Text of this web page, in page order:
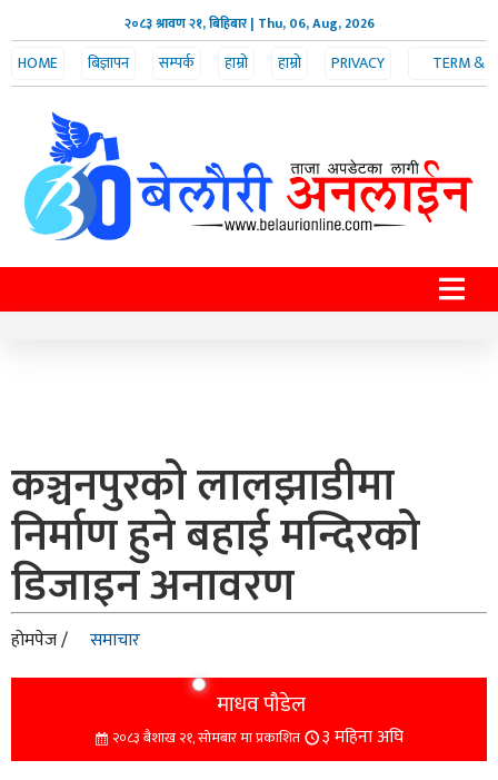
२०८३ श्रावण २१, बिहिबार| Thu, 06, Aug, 2026
HOME बिज्ञापन सम्पर्क हाम्रो
टीम
हाम्रो
बारे
PRIVACY
POLICY
TERM &
कञ्चनपुरको लालझाडीमा
निर्माण हुने बहाई मन्दिरको
डिजाइन अनावरण
होमपेज / समाचार
माधव पौडेल
२०८३ बैशाख २१, सोमबार मा प्रकाशित ३ महिना अघि